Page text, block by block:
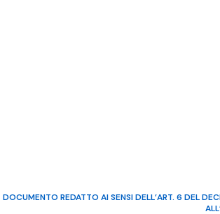
DOCUMENTO REDATTO AI SENSI DELL’ART. 6 DEL